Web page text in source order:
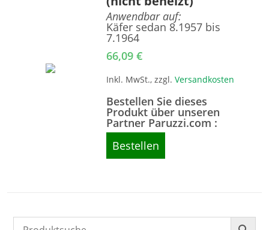
Anwendbar auf:
Käfer sedan 8.1957 bis
7.1964
66,09€
Inkl. MwSt., zzgl.Versandkosten
Bestellen Sie dieses
Produkt über unseren
Partner Paruzzi.com :
Bestellen